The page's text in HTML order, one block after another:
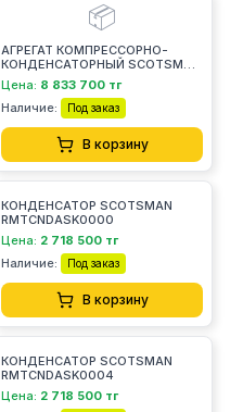
📦
АГРЕГАТ КОМПРЕССОРНО-
КОНДЕНСАТОРНЫЙ SCOTSMAN
UR308SPLW2600
Цена: 8 833 700 тг
Наличие:
Под заказ
В корзину
КОНДЕНСАТОР SCOTSMAN
RMTCNDASK0000
Цена: 2 718 500 тг
Наличие:
Под заказ
В корзину
КОНДЕНСАТОР SCOTSMAN
RMTCNDASK0004
Цена: 2 718 500 тг